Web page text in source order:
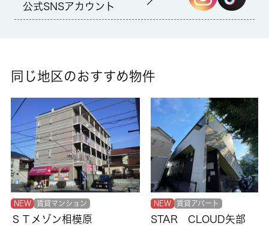
ただけるよう、お部屋探しをしてきました。お部屋探しを全力で
公式SNSアカウント
同じ地区のおすすめ物件
NEW 賃貸マンション
ＳＴメゾン相模原
NEW 賃貸アパート
STAR CLOUD矢部